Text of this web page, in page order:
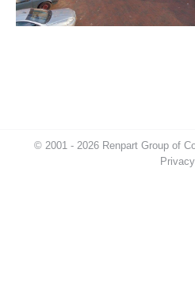
© 2001 - 2026 Renpart Group of
Privacy